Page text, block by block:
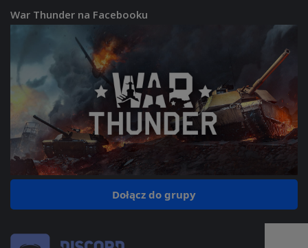
War Thunder na Facebooku
Dołącz do grupy